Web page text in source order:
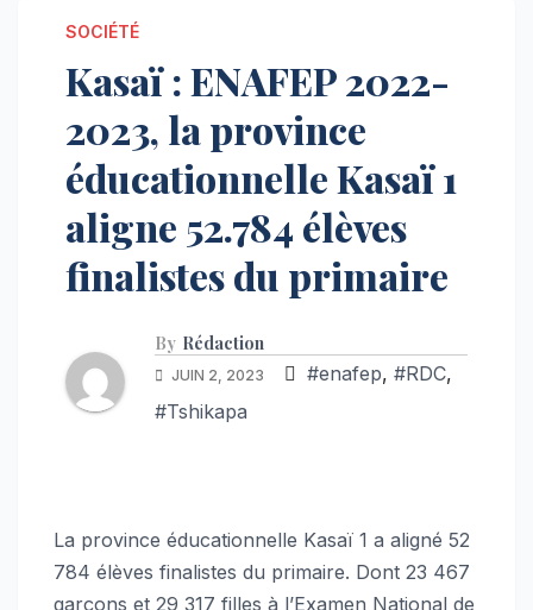
SOCIÉTÉ
Kasaï : ENAFEP 2022-
2023, la province
éducationnelle Kasaï 1
aligne 52.784 élèves
finalistes du primaire
By Rédaction
JUIN 2, 2023 #enafep, #RDC,
#Tshikapa
La province éducationnelle Kasaï 1 a aligné 52
784 élèves finalistes du primaire. Dont 23 467
garçons et 29 317 filles à l’Examen National de